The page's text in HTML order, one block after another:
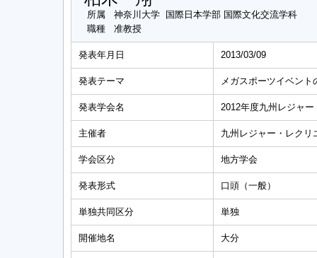
所属
神奈川大学 国際日本学部 国際文化交流学科
職種
准教授
発表年月日 2013/03/09
発表テーマ メガスポーツイベン
発表学会名 2012年度九州レジャ
主催者 九州レジャー・レクリ
学会区分 地方学会
発表形式 口頭（一般）
単独共同区分 単独
開催地名 大分